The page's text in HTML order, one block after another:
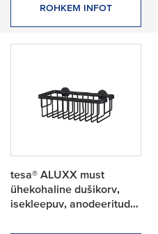
ROHKEM INFOT
tesa® ALUXX must
ühekohaline dušikorv,
isekleepuv, anodeeritud